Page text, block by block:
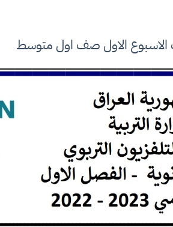
الاسبوع الاول صف اول متوسط